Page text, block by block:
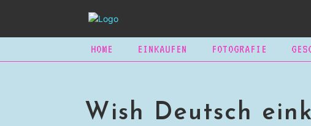
HOME EINKAUFEN FOTOGRAFIE
Wish Deutsch